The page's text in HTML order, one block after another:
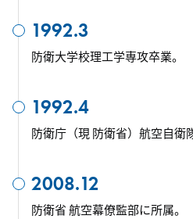
1992.3
防衛大学校理工学専攻卒業。
1992.4
防衛庁（現 防衛省）航空自衛
2008.12
防衛省 航空幕僚監部に所属。